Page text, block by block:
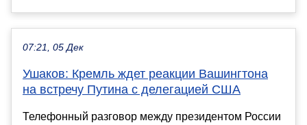
07:21, 05 Дек
Ушаков: Кремль ждет реакции Вашингтона
на встречу Путина с делегацией США
Телефонный разговор между президентом России